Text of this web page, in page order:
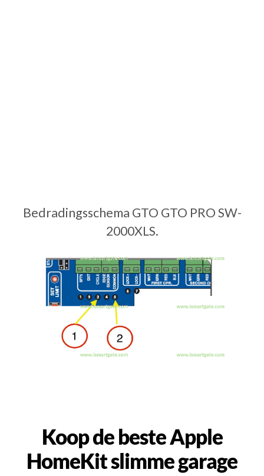
Bedradingsschema GTO GTO PRO SW-
2000XLS.
Koop de beste Apple
HomeKit slimme garage